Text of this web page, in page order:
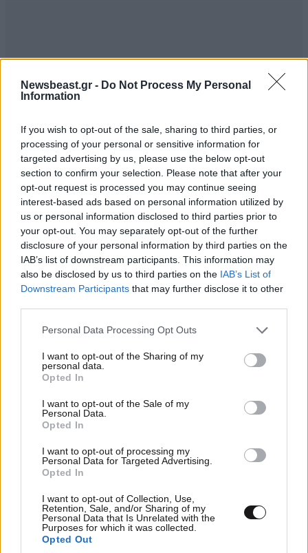
Newsbeast.gr - Do Not Process My Personal
Information
If you wish to opt-out of the sale, sharing to third parties, or
processing of your personal or sensitive information for
targeted advertising by us, please use the below opt-out
section to confirm your selection. Please note that after your
opt-out request is processed you may continue seeing
interest-based ads based on personal information utilized by
us or personal information disclosed to third parties prior to
your opt-out. You may separately opt-out of the further
disclosure of your personal information by third parties on the
IAB’s list of downstream participants. This information may
also be disclosed by us to third parties on the IAB’s List of
Downstream Participants that may further disclose it to other
Please note that this website/app uses one or more Google
not limited to your visit or usage behaviour. You may click to
grant or deny consent to Google and its third-party tags to
use your data for below specified purposes in below Google
consent section.
Personal Data Processing Opt Outs
I want to opt-out of the Sharing of my
personal data.
Opted In
I want to opt-out of the Sale of my
Personal Data.
Opted In
I want to opt-out of processing my
Personal Data for Targeted Advertising.
Opted In
I want to opt-out of Collection, Use,
Retention, Sale, and/or Sharing of my
Personal Data that Is Unrelated with the
Purposes for which it was collected.
Opted Out